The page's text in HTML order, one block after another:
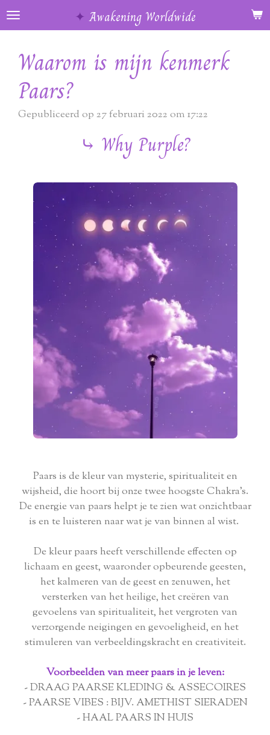
Ga
direct
hoofdinhoud
✦ Awakening Worldwide
Waarom is mijn kenmerk
Paars?
Gepubliceerd op 27 februari 2022 om 17:22
⤷ Why Purple?
Paars is de kleur van mysterie, spiritualiteit en
wijsheid, die hoort bij onze twee hoogste Chakra’s.
De energie van paars helpt je te zien wat onzichtbaar
is en te luisteren naar wat je van binnen al wist.
De kleur paars heeft verschillende effecten op
lichaam en geest, waaronder opbeurende geesten,
het kalmeren van de geest en zenuwen, het
versterken van het heilige, het creëren van
gevoelens van spiritualiteit, het vergroten van
verzorgende neigingen en gevoeligheid, en het
stimuleren van verbeeldingskracht en creativiteit.
Voorbeelden van meer paars in je leven:
- DRAAG PAARSE KLEDING & ASSECOIRES
- PAARSE VIBES : BIJV. AMETHIST SIERADEN
- HAAL PAARS IN HUIS